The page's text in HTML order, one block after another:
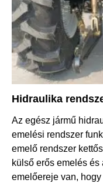
Hidraulika
Az egész jármű
emelési rendszer
emelő rendszer
külső erős emelés
emelőereje van,